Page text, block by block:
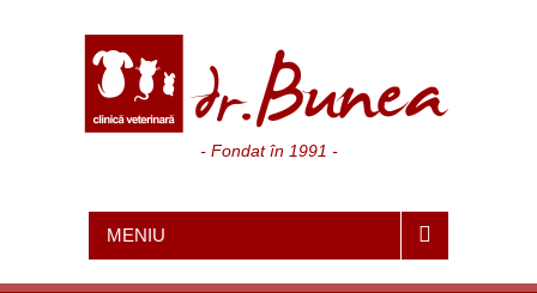
- Fondat în 1991 -
MENIU